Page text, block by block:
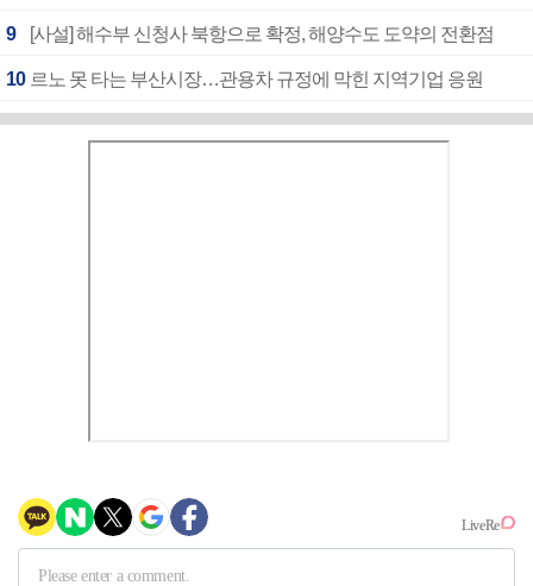
9 [사설] 해수부 신청사 북항으로 확정, 해양수도 도약의 전환점
10 르노 못 타는 부산시장…관용차 규정에 막힌 지역기업 응원